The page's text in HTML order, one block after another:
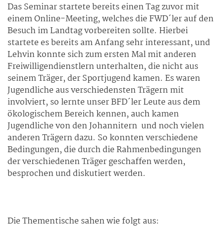
Das Seminar startete bereits einen Tag zuvor mit
einem Online-Meeting, welches die FWD´ler auf den
Besuch im Landtag vorbereiten sollte. Hierbei
startete es bereits am Anfang sehr interessant, und
Lehvin konnte sich zum ersten Mal mit anderen
Freiwilligendienstlern unterhalten, die nicht aus
seinem Träger, der Sportjugend kamen. Es waren
Jugendliche aus verschiedensten Trägern mit
involviert, so lernte unser BFD´ler Leute aus dem
ökologischem Bereich kennen, auch kamen
Jugendliche von den Johannitern und noch vielen
anderen Trägern dazu. So konnten verschiedene
Bedingungen, die durch die Rahmenbedingungen
der verschiedenen Träger geschaffen werden,
besprochen und diskutiert werden.
Die Thementische sahen wie folgt aus: